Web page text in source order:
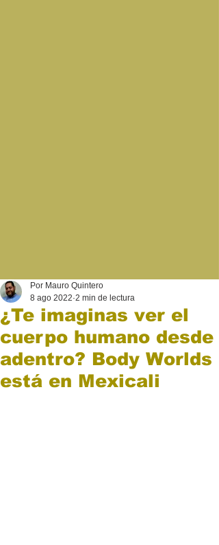
¿Te imaginas ver el
cuerpo humano desde
adentro? Body Worlds
está en Mexicali
Por Mauro Quintero
8 ago 2022 2 min de lectura